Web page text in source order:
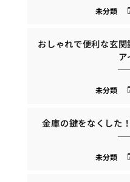
未分類
おしゃれで便利な玄
ア
未分類
金庫の鍵をなくした
未分類